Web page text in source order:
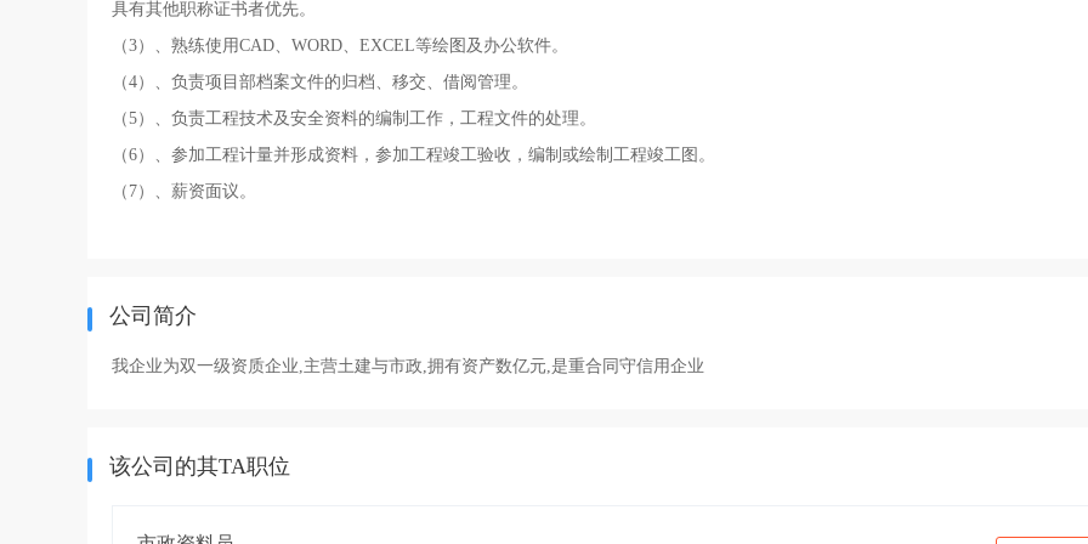
具有其他职称证书者优先。
（3）、熟练使用CAD、WORD、EXCEL等绘图及办公软件。
（4）、负责项目部档案文件的归档、移交、借阅管理。
（5）、负责工程技术及安全资料的编制工作，工程文件的处理。
（6）、参加工程计量并形成资料，参加工程竣工验收，编制或绘制工程竣工图。
（7）、薪资面议。
公司简介
我企业为双一级资质企业,主营土建与市政,拥有资产数亿元,是重合同守信用企业
该公司的其TA职位